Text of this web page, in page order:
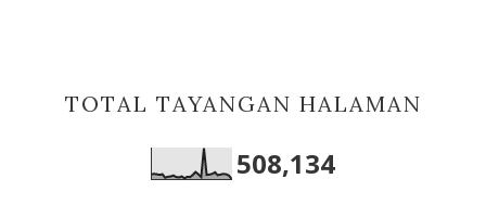
TOTAL TAYANGAN HALAMAN
508,134